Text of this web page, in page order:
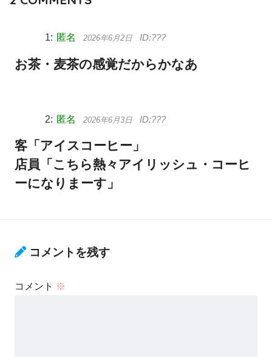
匿名 2026年6月2日
お茶・麦茶の感覚だからかなあ
匿名 2026年6月3日
客「アイスコーヒー」
店員「こちら熱々アイリッシュ・コーヒ
ーになりまーす」
コメントを残す
コメント ※